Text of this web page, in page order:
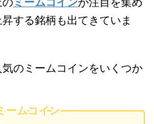
する銘柄も出てきていま
のミームコインをいくつか
ームコイン